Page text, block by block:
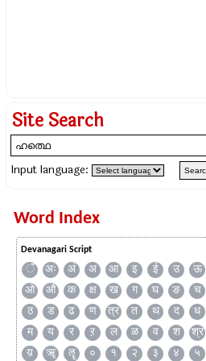
Site Search
Input language:
Word Index
Devanagari Script
ँ अः अं अ आ इ ई उ ऊ
ओ
औ क क्ष ख ग घ ङ च
ठ
ड ढ ण त्र त थ द ध
म
य र ऱ ल ळ व श श्र
य़
ॠ ॡ ० १ २ ३ ४ ५